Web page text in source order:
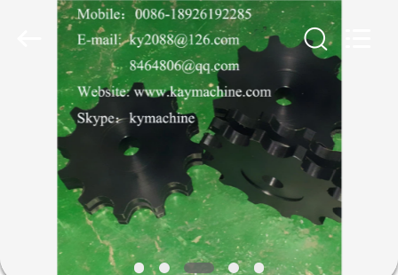
INICIO
PRODUCTOS
SOBRE
NOSOTROS